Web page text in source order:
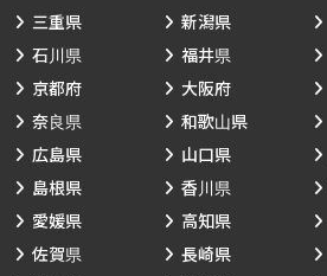
三重県
新潟県
石川県
福井県
京都府
大阪府
奈良県
和歌山県
広島県
山口県
島根県
香川県
愛媛県
高知県
佐賀県
長崎県